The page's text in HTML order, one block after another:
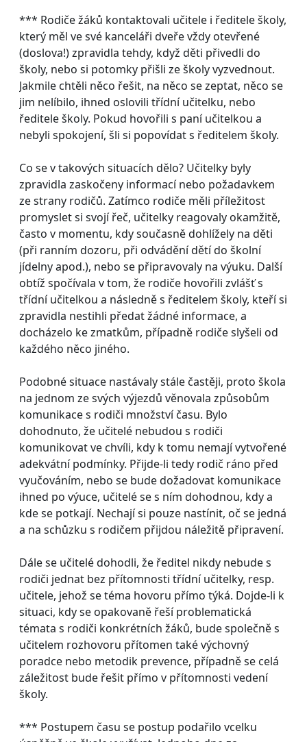
*** Rodiče žáků kontaktovali učitele i ředitele školy,
který měl ve své kanceláři dveře vždy otevřené
(doslova!) zpravidla tehdy, když děti přivedli do
školy, nebo si potomky přišli ze školy vyzvednout.
Jakmile chtěli něco řešit, na něco se zeptat, něco se
jim nelíbilo, ihned oslovili třídní učitelku, nebo
ředitele školy. Pokud hovořili s paní učitelkou a
nebyli spokojení, šli si popovídat s ředitelem školy.
Co se v takových situacích dělo? Učitelky byly
zpravidla zaskočeny informací nebo požadavkem
ze strany rodičů. Zatímco rodiče měli příležitost
promyslet si svojí řeč, učitelky reagovaly okamžitě,
často v momentu, kdy současně dohlížely na děti
(při ranním dozoru, při odvádění dětí do školní
jídelny apod.), nebo se připravovaly na výuku. Další
obtíž spočívala v tom, že rodiče hovořili zvlášť s
třídní učitelkou a následně s ředitelem školy, kteří si
zpravidla nestihli předat žádné informace, a
docházelo ke zmatkům, případně rodiče slyšeli od
každého něco jiného.
Podobné situace nastávaly stále častěji, proto škola
na jednom ze svých výjezdů věnovala způsobům
komunikace s rodiči množství času. Bylo
dohodnuto, že učitelé nebudou s rodiči
komunikovat ve chvíli, kdy k tomu nemají vytvořené
adekvátní podmínky. Přijde-li tedy rodič ráno před
vyučováním, nebo se bude dožadovat komunikace
ihned po výuce, učitelé se s ním dohodnou, kdy a
kde se potkají. Nechají si pouze nastínit, oč se jedná
a na schůzku s rodičem přijdou náležitě připravení.
Dále se učitelé dohodli, že ředitel nikdy nebude s
rodiči jednat bez přítomnosti třídní učitelky, resp.
učitele, jehož se téma hovoru přímo týká. Dojde-li k
situaci, kdy se opakovaně řeší problematická
témata s rodiči konkrétních žáků, bude společně s
učitelem rozhovoru přítomen také výchovný
poradce nebo metodik prevence, případně se celá
záležitost bude řešit přímo v přítomnosti vedení
školy.
*** Postupem času se postup podařilo vcelku